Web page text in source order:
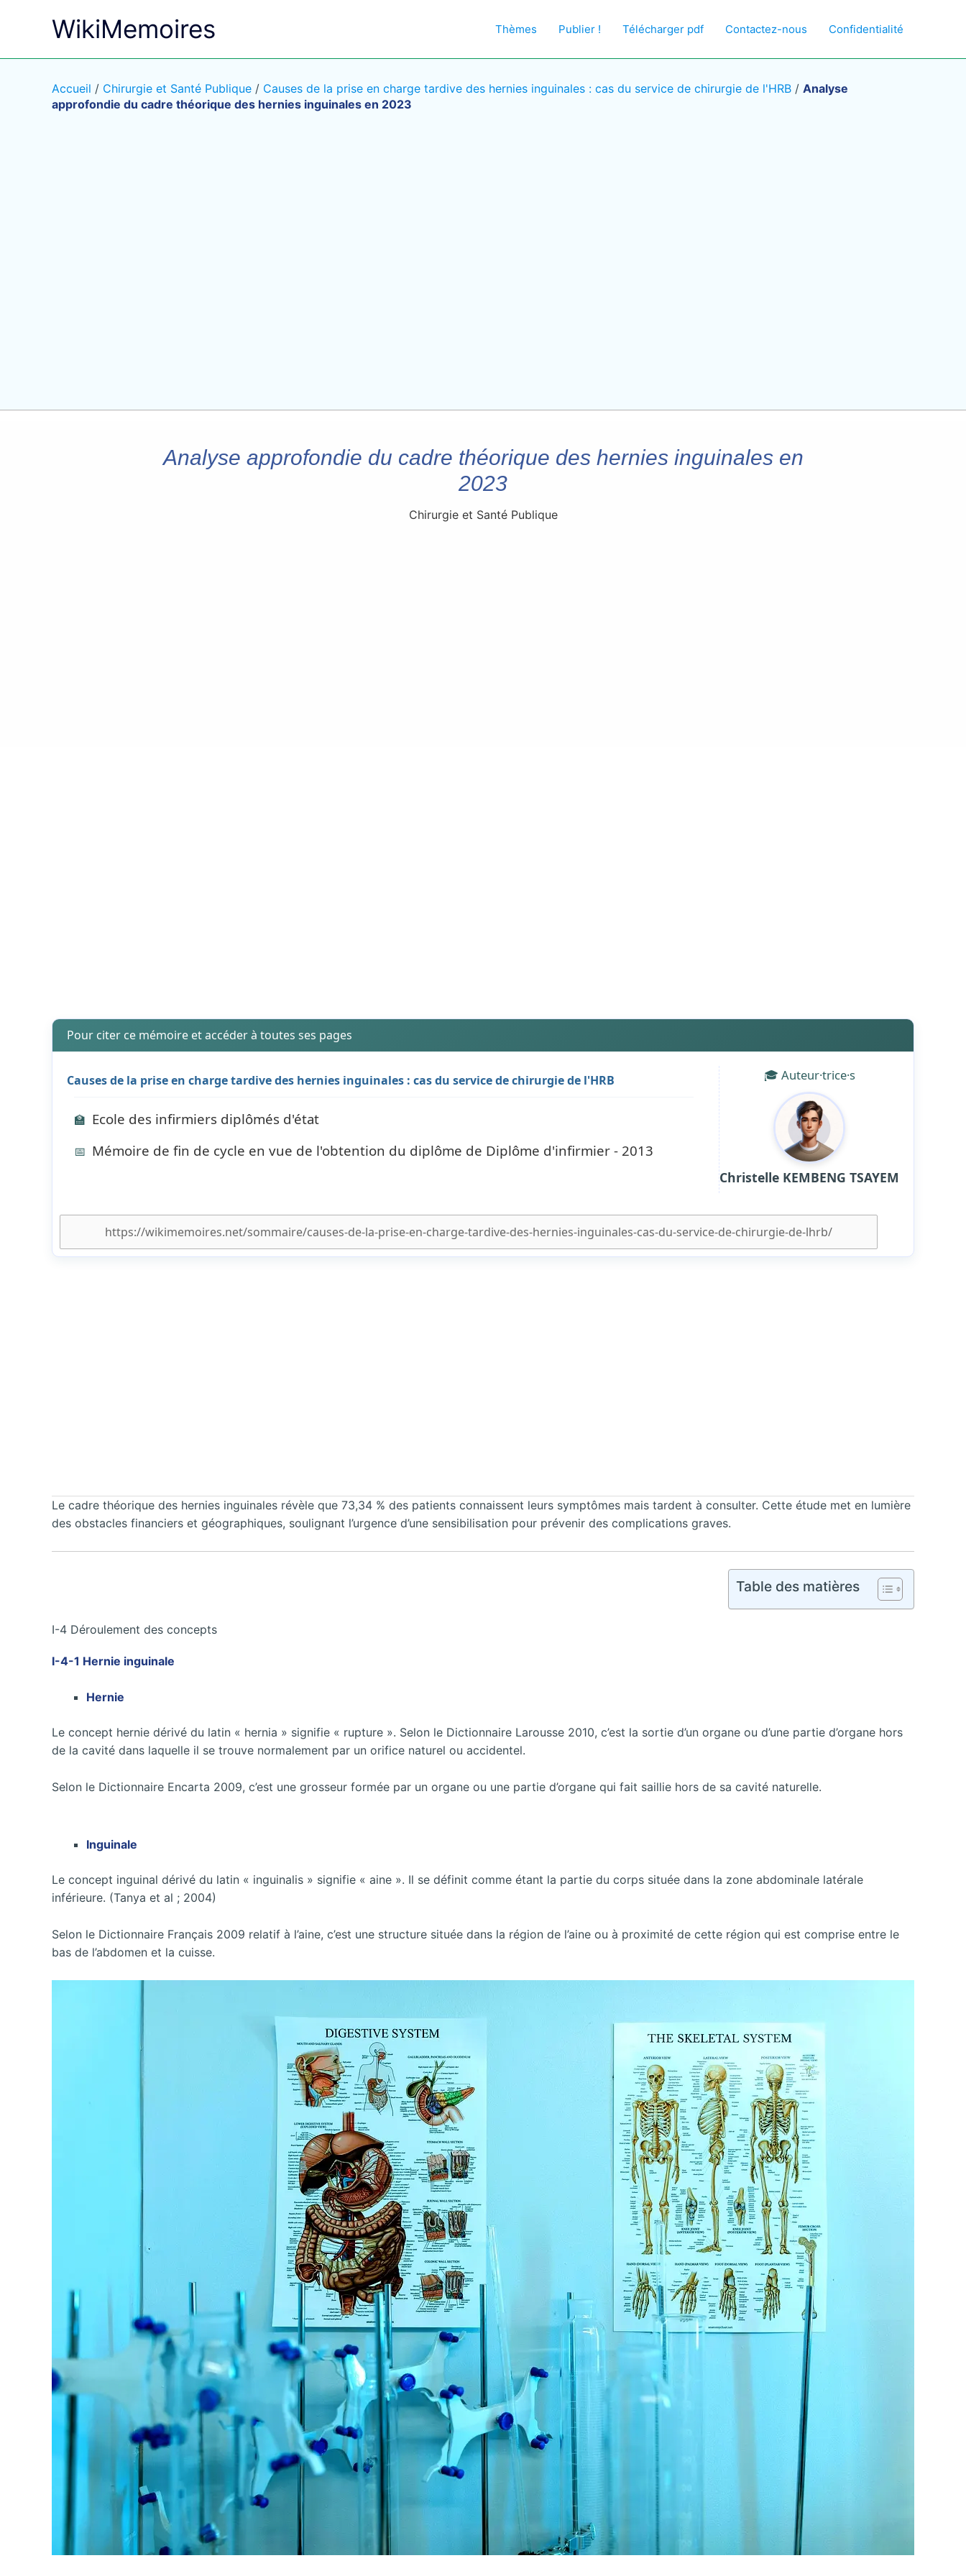
WikiMemoires Thèmes Publier ! Télécharger pdf Contactez-nous Confidentialité
Accueil / Chirurgie et Santé Publique / Causes de la prise en charge tardive des hernies inguinales : cas du service de chirurgie de l'HRB / Analyse
approfondie du cadre théorique des hernies inguinales en 2023
Analyse approfondie du cadre théorique des hernies inguinales en
2023
Chirurgie et Santé Publique
Pour citer ce mémoire et accéder à toutes ses pages
Causes de la prise en charge tardive des hernies inguinales : cas du service de chirurgie de l'HRB
🏫 Ecole des infirmiers diplômés d'état
📅 Mémoire de fin de cycle en vue de l'obtention du diplôme de Diplôme d'infirmier - 2013
🎓 Auteur·trice·s
Christelle KEMBENG TSAYEM
Le cadre théorique des hernies inguinales révèle que 73,34 % des patients connaissent leurs symptômes mais tardent à consulter. Cette étude met en lumière
des obstacles financiers et géographiques, soulignant l’urgence d’une sensibilisation pour prévenir des complications graves.
Table des matières
I-4 Déroulement des concepts
I-4-1 Hernie inguinale
Hernie
Le concept hernie dérivé du latin « hernia » signifie « rupture ». Selon le Dictionnaire Larousse 2010, c’est la sortie d’un organe ou d’une partie d’organe hors
de la cavité dans laquelle il se trouve normalement par un orifice naturel ou accidentel.
Selon le Dictionnaire Encarta 2009, c’est une grosseur formée par un organe ou une partie d’organe qui fait saillie hors de sa cavité naturelle.
Inguinale
Le concept inguinal dérivé du latin « inguinalis » signifie « aine ». Il se définit comme étant la partie du corps située dans la zone abdominale latérale
inférieure. (Tanya et al ; 2004)
Selon le Dictionnaire Français 2009 relatif à l’aine, c’est une structure située dans la région de l’aine ou à proximité de cette région qui est comprise entre le
bas de l’abdomen et la cuisse.